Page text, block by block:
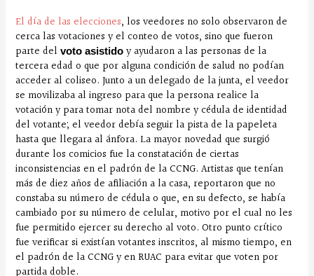
El día de las elecciones, los veedores no solo observaron de
cerca las votaciones y el conteo de votos, sino que fueron
parte delvoto asistido y ayudaron a las personas de la
tercera edad o que por alguna condición de salud no podían
acceder al coliseo. Junto a un delegado de la junta, el veedor
se movilizaba al ingreso para que la persona realice la
votación y para tomar nota del nombre y cédula de identidad
del votante; el veedor debía seguir la pista de la papeleta
hasta que llegara al ánfora. La mayor novedad que surgió
durante los comicios fue la constatación de ciertas
inconsistencias en el padrón de la CCNG. Artistas que tenían
más de diez años de afiliación a la casa, reportaron que no
constaba su número de cédula o que, en su defecto, se había
cambiado por su número de celular, motivo por el cual no les
fue permitido ejercer su derecho al voto. Otro punto crítico
fue verificar si existían votantes inscritos, al mismo tiempo, en
el padrón de la CCNG y en RUAC para evitar que voten por
partida doble.